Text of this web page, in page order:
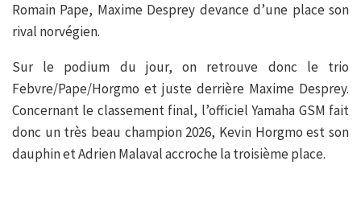
Romain Pape, Maxime Desprey devance d’une place son
rival norvégien.
Sur le podium du jour, on retrouve donc le trio
Febvre/Pape/Horgmo et juste derrière Maxime Desprey.
Concernant le classement final, l’officiel Yamaha GSM fait
donc un très beau champion 2026, Kevin Horgmo est son
dauphin et Adrien Malaval accroche la troisième place.